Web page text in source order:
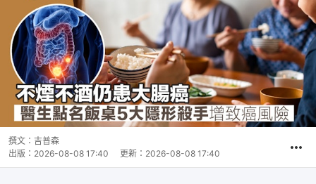
撰文： 吉普森
出版： 2026-08-08 17:40 更新： 2026-08-08 17:40